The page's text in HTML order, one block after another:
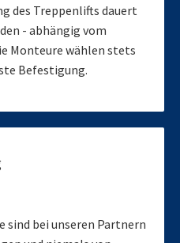
des Treppenlifts dauert
- abhängig vom
Monteure wählen stets
Befestigung.
sind bei unseren Partnern